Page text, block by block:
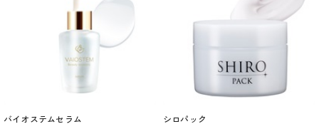
バイオステムセラム シロパック